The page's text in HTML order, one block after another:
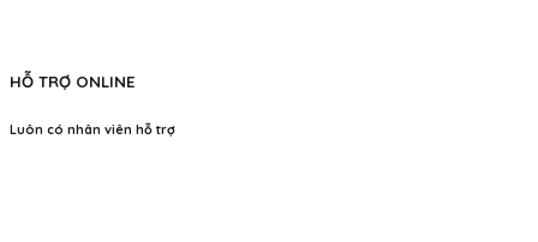
HỖ TRỢ ONLINE
Luôn có nhân viên hỗ trợ